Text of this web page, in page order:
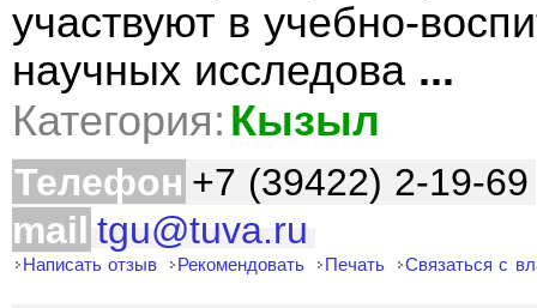
участвуют в учебно-
научных исследова ...
Категория: Кызыл
Телефон +7 (39422) 2-19-69
mail tgu@tuva.ru
Написать отзыв Рекомендовать Печать Связаться с